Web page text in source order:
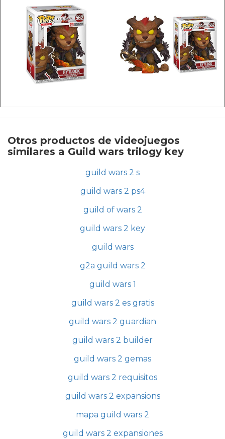
Otros productos de videojuegos
similares a Guild wars trilogy key
guild wars 2 s
guild wars 2 ps4
guild of wars 2
guild wars 2 key
guild wars
g2a guild wars 2
guild wars 1
guild wars 2 es gratis
guild wars 2 guardian
guild wars 2 builder
guild wars 2 gemas
guild wars 2 requisitos
guild wars 2 expansions
mapa guild wars 2
guild wars 2 expansiones